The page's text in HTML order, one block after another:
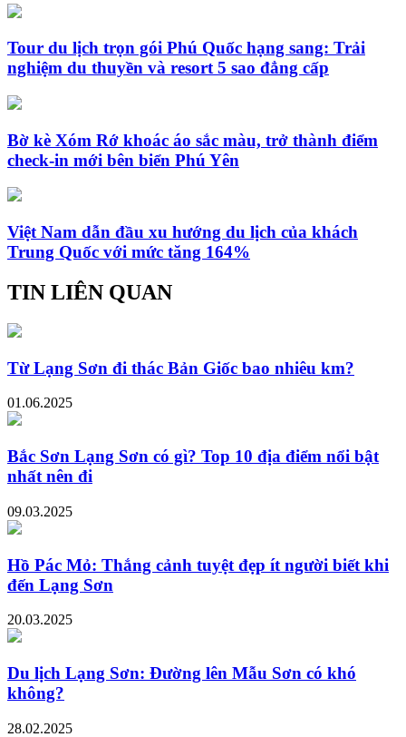
Tour du lịch trọn gói Phú Quốc hạng sang: Trải
nghiệm du thuyền và resort 5 sao đẳng cấp
Bờ kè Xóm Rớ khoác áo sắc màu, trở thành điểm
check-in mới bên biển Phú Yên
Việt Nam dẫn đầu xu hướng du lịch của khách
Trung Quốc với mức tăng 164%
TIN LIÊN QUAN
Từ Lạng Sơn đi thác Bản Giốc bao nhiêu km?
01.06.2025
Bắc Sơn Lạng Sơn có gì? Top 10 địa điểm nổi bật
nhất nên đi
09.03.2025
Hồ Pác Mỏ: Thắng cảnh tuyệt đẹp ít người biết khi
đến Lạng Sơn
20.03.2025
Du lịch Lạng Sơn: Đường lên Mẫu Sơn có khó
không?
28.02.2025